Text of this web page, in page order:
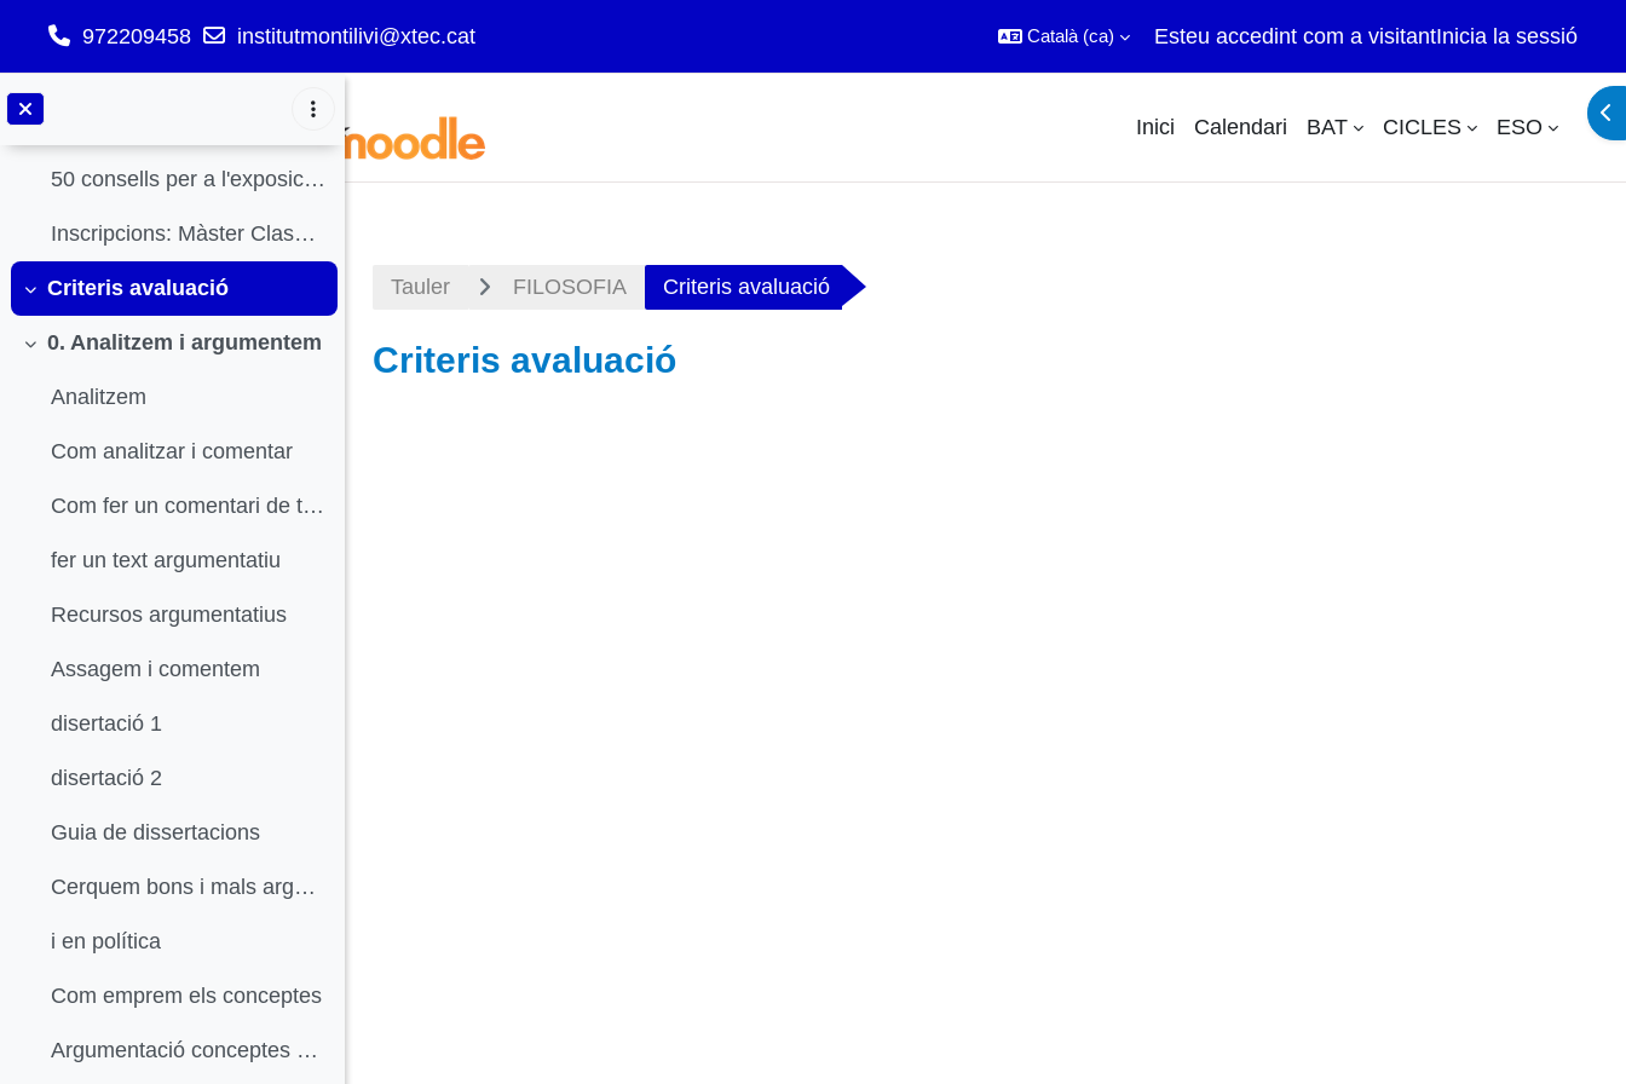
Ves al contingut principal
972209458 institutmontilivi@xtec.cat Català ‎(ca)‎ Esteu accedint com a visitantInicia la sessió
Inici Calendari BAT CICLES ESO
General
50 consells per a l'exposició oral
Inscripcions: Màster Class Filosofia
Redueix
Criteris avaluació
Redueix
0. Analitzem i argumentem
Analitzem
Com analitzar i comentar
Com fer un comentari de text
fer un text argumentatiu
Recursos argumentatius
Assagem i comentem
disertació 1
disertació 2
Guia de dissertacions
Cerquem bons i mals arguments
i en política
Com emprem els conceptes
Argumentació conceptes bàsics
Tauler FILOSOFIA Criteris avaluació
Criteris avaluació